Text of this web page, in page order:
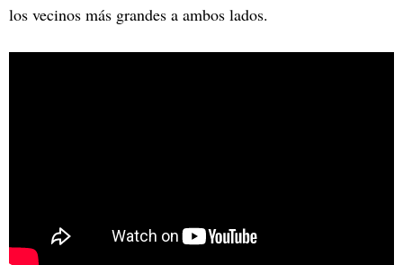
los vecinos más grandes a ambos lados.